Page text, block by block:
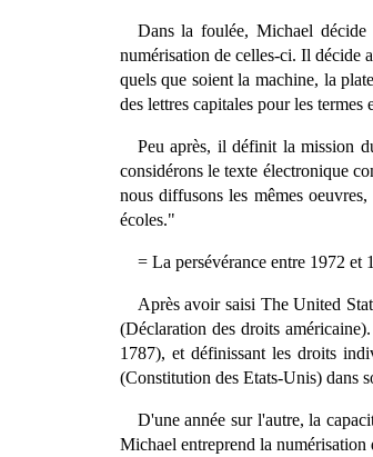
Dans la foulée, Michael
numérisation de celles-ci. Il décide
quels que soient la machine, la
des lettres capitales pour les
Peu après, il définit la mission
considérons le texte électronique
nous diffusons les mêmes
écoles."
= La persévérance entre 1972 et
Après avoir saisi The United
(Déclaration des droits
1787), et définissant les droits
(Constitution des Etats-Unis) dans
D'une année sur l'autre, la
Michael entreprend la